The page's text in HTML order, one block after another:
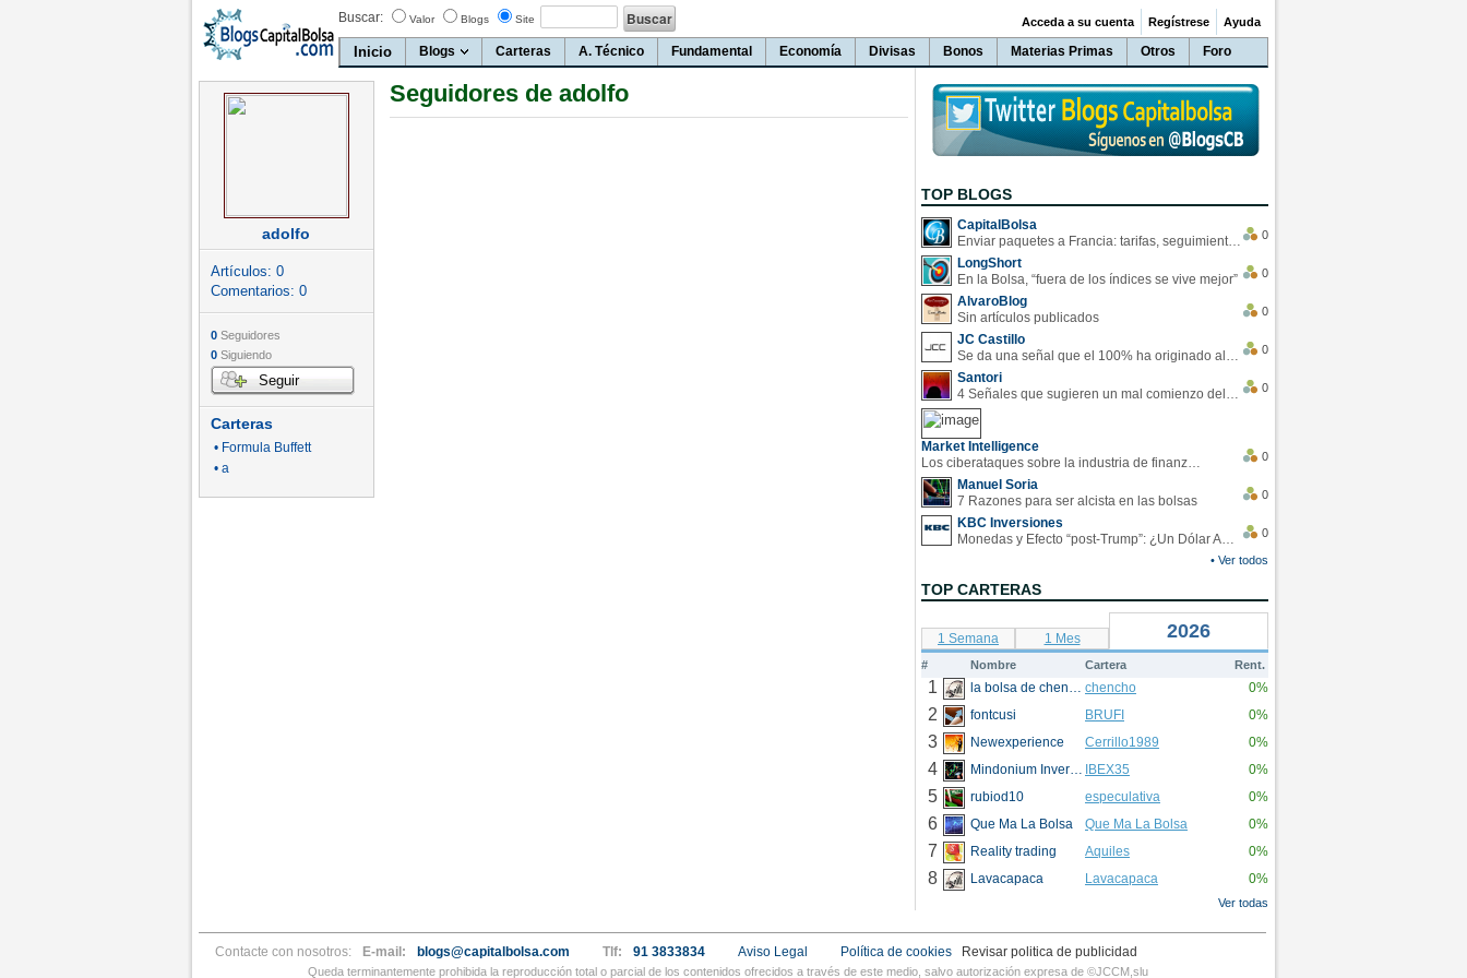
Buscar: Valor Blogs Site
Inicio Blogs Carteras A. Técnico Fundamental Economía Divisas Bonos Materias Primas Otros Foro
Acceda a su cuenta Regístrese Ayuda
adolfo
Artículos: 0
Comentarios: 0
0 Seguidores
0 Siguiendo
Seguir
Carteras
• Formula Buffett
• a
Seguidores de adolfo
TOP BLOGS
CapitalBolsa
Enviar paquetes a Francia: tarifas, seguimiento y ventajas destacadas
0
LongShort
En la Bolsa, “fuera de los índices se vive mejor”
0
AlvaroBlog
Sin artículos publicados
0
JC Castillo
Se da una señal que el 100% ha originado alzas en las bolsas
0
Santori
4 Señales que sugieren un mal comienzo del 3T de la economía EEUU
0
Market Intelligence
Los ciberataques sobre la industria de finanzas se han duplicado este año
0
Manuel Soria
7 Razones para ser alcista en las bolsas
0
KBC Inversiones
Monedas y Efecto “post-Trump”: ¿Un Dólar Americano operando en rangos?
0
• Ver todos
TOP CARTERAS
1 Semana 1 Mes 2026
# Nombre Cartera Rent.
1 la bolsa de chencho chencho 0%
2 fontcusi BRUFI 0%
3 Newexperience Cerrillo1989 0%
4 Mindonium Inversions IBEX35 0%
5 rubiod10 especulativa 0%
6 Que Ma La Bolsa Que Ma La Bolsa 0%
7 Reality trading Aquiles 0%
8 Lavacapaca Lavacapaca 0%
Ver todas
Contacte con nosotros: E-mail: blogs@capitalbolsa.com Tlf: 91 3833834 Aviso Legal Revisar politica de publicidad
Política de cookies
Queda terminantemente prohibida la reproducción total o parcial de los contenidos ofrecidos a través de este medio, salvo autorización expresa de ©JCCM,slu